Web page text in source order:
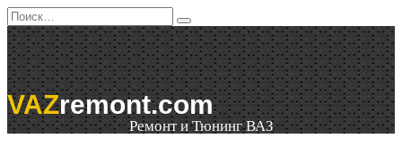
Перейти
к
содержанию
Search
for:
VAZremont.com
Ремонт и Тюнинг ВАЗ